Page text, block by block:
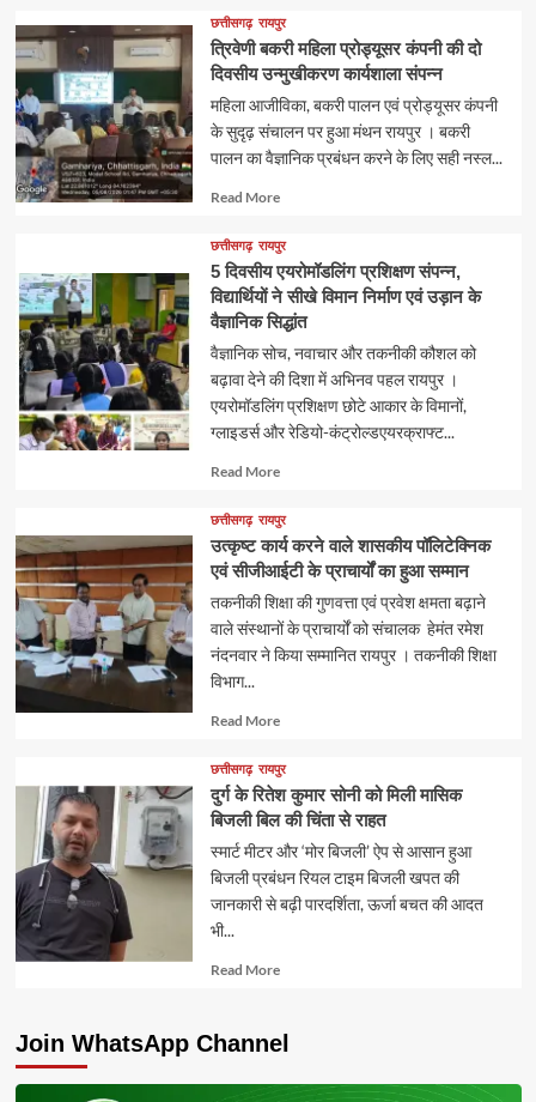
about
छत्तीसगढ़ रायपुर
त्रिवेणी बकरी महिला प्रोड्यूसर कंपनी की दो
दिवसीय उन्मुखीकरण कार्यशाला संपन्न
महिला आजीविका, बकरी पालन एवं प्रोड्यूसर कंपनी
के सुदृढ़ संचालन पर हुआ मंथन रायपुर । बकरी
पालन का वैज्ञानिक प्रबंधन करने के लिए सही नस्ल...
Read MoreRead
about
छत्तीसगढ़ रायपुर
5 दिवसीय एयरोमॉडलिंग प्रशिक्षण संपन्न,
विद्यार्थियों ने सीखे विमान निर्माण एवं उड़ान के
वैज्ञानिक सिद्धांत
वैज्ञानिक सोच, नवाचार और तकनीकी कौशल को
बढ़ावा देने की दिशा में अभिनव पहल रायपुर ।
एयरोमॉडलिंग प्रशिक्षण छोटे आकार के विमानों,
ग्लाइडर्स और रेडियो-कंट्रोल्डएयरक्राफ्ट...
Read MoreRead
about
छत्तीसगढ़ रायपुर
उत्कृष्ट कार्य करने वाले शासकीय पॉलिटेक्निक
एवं सीजीआईटी के प्राचार्यों का हुआ सम्मान
तकनीकी शिक्षा की गुणवत्ता एवं प्रवेश क्षमता बढ़ाने
वाले संस्थानों के प्राचार्यों को संचालक हेमंत रमेश
नंदनवार ने किया सम्मानित रायपुर । तकनीकी शिक्षा
विभाग...
Read MoreRead
about
छत्तीसगढ़ रायपुर
दुर्ग के रितेश कुमार सोनी को मिली मासिक
बिजली बिल की चिंता से राहत
स्मार्ट मीटर और ‘मोर बिजली’ ऐप से आसान हुआ
बिजली प्रबंधन रियल टाइम बिजली खपत की
जानकारी से बढ़ी पारदर्शिता, ऊर्जा बचत की आदत
भी...
Read MoreRead
Join WhatsApp Channel